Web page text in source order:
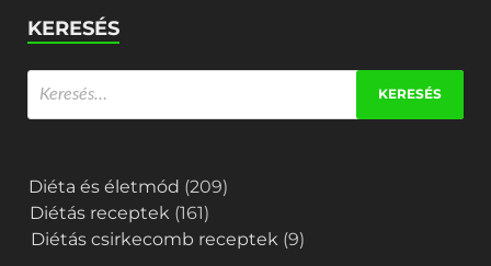
KERESÉS
Diéta és életmód (209)
Diétás receptek (161)
Diétás csirkecomb receptek (9)